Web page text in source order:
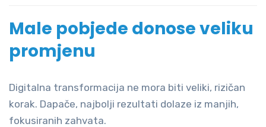
Male pobjede donose veliku
promjenu
Digitalna transformacija ne mora biti veliki, rizičan
korak. Dapače, najbolji rezultati dolaze iz manjih,
fokusiranih zahvata.